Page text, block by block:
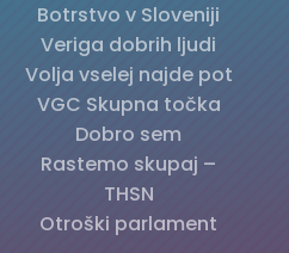
Botrstvo v Sloveniji
Veriga dobrih ljudi
Volja vselej najde pot
VGC Skupna točka
Dobro sem
Rastemo skupaj –
THSN
Otroški parlament